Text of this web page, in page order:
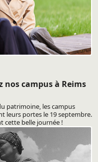
campus à Reims
patrimoine, les campus
leurs portes le 19 septembre.
cette belle journée !